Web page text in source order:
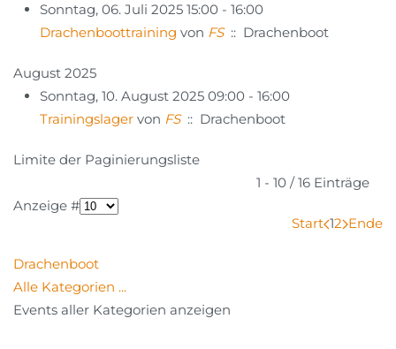
Sonntag, 06. Juli 2025 15:00 - 16:00
Drachenboottraining von FS:: Drachenboot
August 2025
Sonntag, 10. August 2025 09:00 - 16:00
Trainingslager von FS:: Drachenboot
Limite der Paginierungsliste
1 - 10 / 16 Einträge
Anzeige #
Start 12 Ende
Drachenboot
Alle Kategorien ...
Events aller Kategorien anzeigen